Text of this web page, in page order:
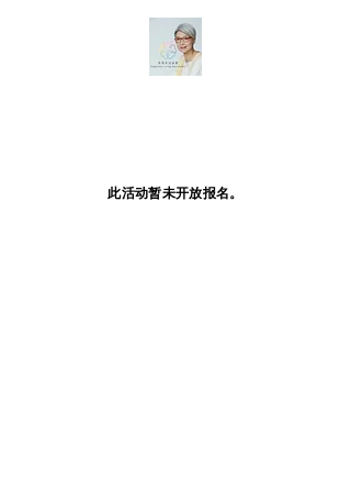
此活动暂未开放报名。